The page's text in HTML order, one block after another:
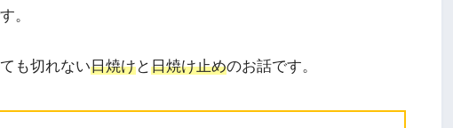
。
も切れない日焼けと日焼け止めのお話です。